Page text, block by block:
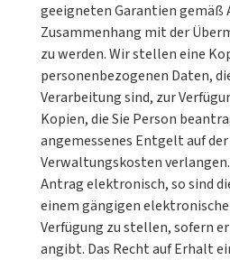
geeigneten Garantien gemäß
Zusammenhang mit der
zu werden. Wir stellen eine
personenbezogenen Daten,
Verarbeitung sind, zur
Kopien, die Sie Person
angemessenes Entgelt auf
Verwaltungskosten
Antrag elektronisch, so sind
einem gängigen
Verfügung zu stellen, sofern
angibt. Das Recht auf Erhalt